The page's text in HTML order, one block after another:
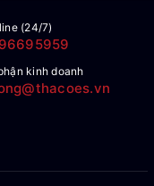
(24/7)
kinh doanh